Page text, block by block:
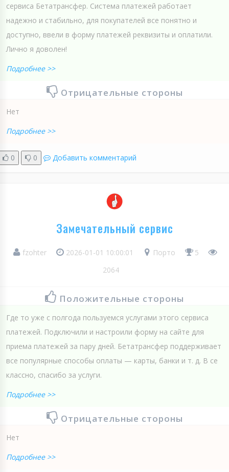
сервиса Бетатрансфер. Система платежей работает
надежно и стабильно, для покупателей все понятно и
доступно, ввели в форму платежей реквизиты и оплатили.
Лично я доволен!
Подробнее >>
Отрицательные стороны
Нет
Подробнее >>
0 0 Добавить комментарий
Замечательный сервис
fzohter 2026-01-01 10:00:01 Порто
5
2064
Положительные стороны
Где то уже с полгода пользуемся услугами этого сервиса
платежей. Подключили и настроили форму на сайте для
приема платежей за пару дней. Бетатрансфер поддерживает
все популярные способы оплаты — карты, банки и т. д. В се
классно, спасибо за услуги.
Подробнее >>
Отрицательные стороны
Нет
Подробнее >>